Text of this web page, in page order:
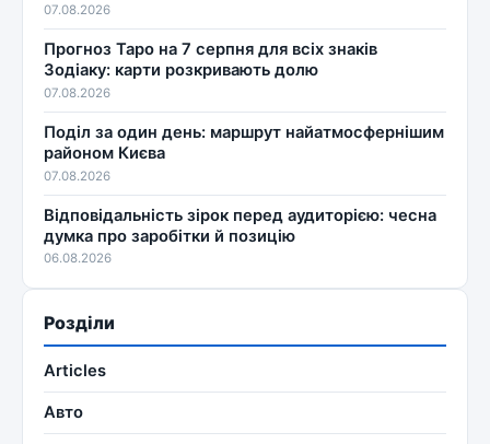
07.08.2026
Прогноз Таро на 7 серпня для всіх знаків
Зодіаку: карти розкривають долю
07.08.2026
Поділ за один день: маршрут найатмосфернішим
районом Києва
07.08.2026
Відповідальність зірок перед аудиторією: чесна
думка про заробітки й позицію
06.08.2026
Розділи
Articles
Авто